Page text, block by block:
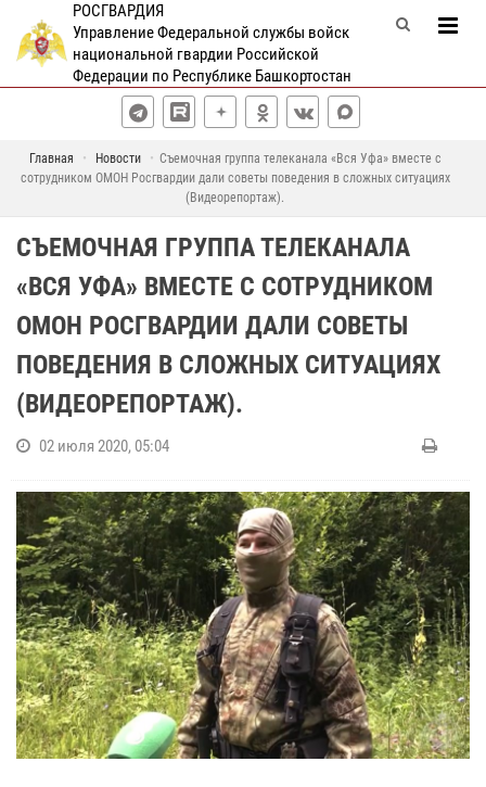
РОСГВАРДИЯ
Управление Федеральной службы войск
национальной гвардии Российской
Федерации по Республике Башкортостан
Главная Новости
Съемочная группа телеканала «Вся Уфа» вместе с
сотрудником ОМОН Росгвардии дали советы поведения в сложных ситуациях
(Видеорепортаж).
СЪЕМОЧНАЯ ГРУППА ТЕЛЕКАНАЛА
«ВСЯ УФА» ВМЕСТЕ С СОТРУДНИКОМ
ОМОН РОСГВАРДИИ ДАЛИ СОВЕТЫ
ПОВЕДЕНИЯ В СЛОЖНЫХ СИТУАЦИЯХ
(ВИДЕОРЕПОРТАЖ).
02 июля 2020, 05:04